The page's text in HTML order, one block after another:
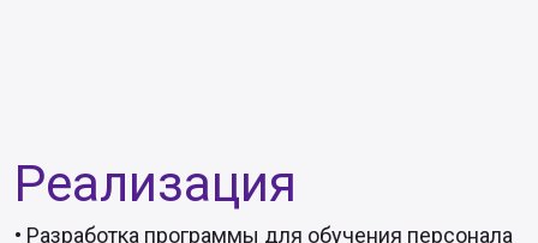
Реализация
• Разработка программы для обучения персонала